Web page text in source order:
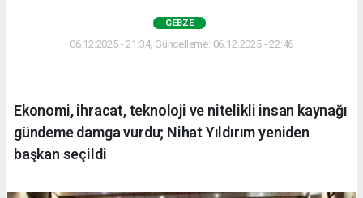
GEBZE
06.12.2025 - 21:34, Güncelleme: 06.12.2025 - 22:46
Ekonomi, ihracat, teknoloji ve nitelikli insan kaynağı
gündeme damga vurdu; Nihat Yıldırım yeniden
başkan seçildi